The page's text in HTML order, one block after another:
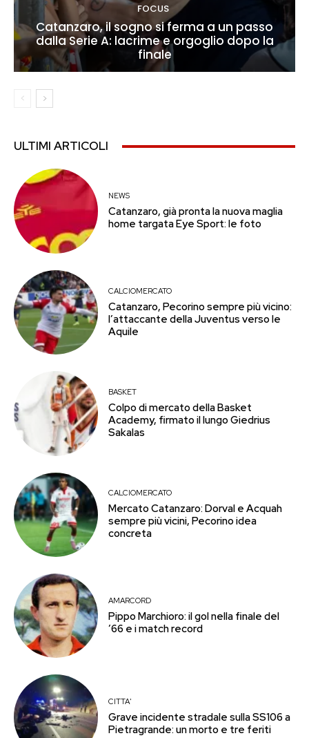
FOCUS
Catanzaro, il sogno si ferma a un passo
dalla Serie A: lacrime e orgoglio dopo la
finale
ULTIMI ARTICOLI
NEWS
Catanzaro, già pronta la nuova maglia
home targata Eye Sport: le foto
CALCIOMERCATO
Catanzaro, Pecorino sempre più vicino:
l’attaccante della Juventus verso le
Aquile
BASKET
Colpo di mercato della Basket
Academy, firmato il lungo Giedrius
Sakalas
CALCIOMERCATO
Mercato Catanzaro: Dorval e Acquah
sempre più vicini, Pecorino idea
concreta
AMARCORD
Pippo Marchioro: il gol nella finale del
’66 e i match record
CITTA'
Grave incidente stradale sulla SS106 a
Pietragrande: un morto e tre feriti